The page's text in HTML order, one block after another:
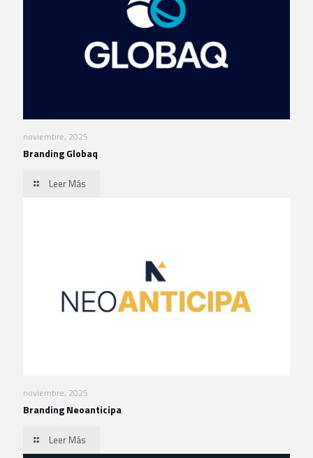
noviembre, 2025
Branding Globaq
Leer Más
noviembre, 2025
Branding Neoanticipa
Leer Más